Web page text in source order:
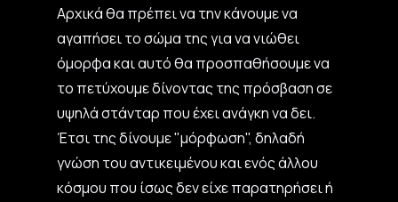
Αρχικά θα πρέπει να την κάνουμε να
αγαπήσει το σώμα της για να νιώθει
όμορφα και αυτό θα προσπαθήσουμε να
το πετύχουμε δίνοντας της πρόσβαση σε
υψηλά στάνταρ που έχει ανάγκη να δει.
Έτσι της δίνουμε "μόρφωση", δηλαδή
γνώση του αντικειμένου και ενός άλλου
κόσμου που ίσως δεν είχε παρατηρήσει ή